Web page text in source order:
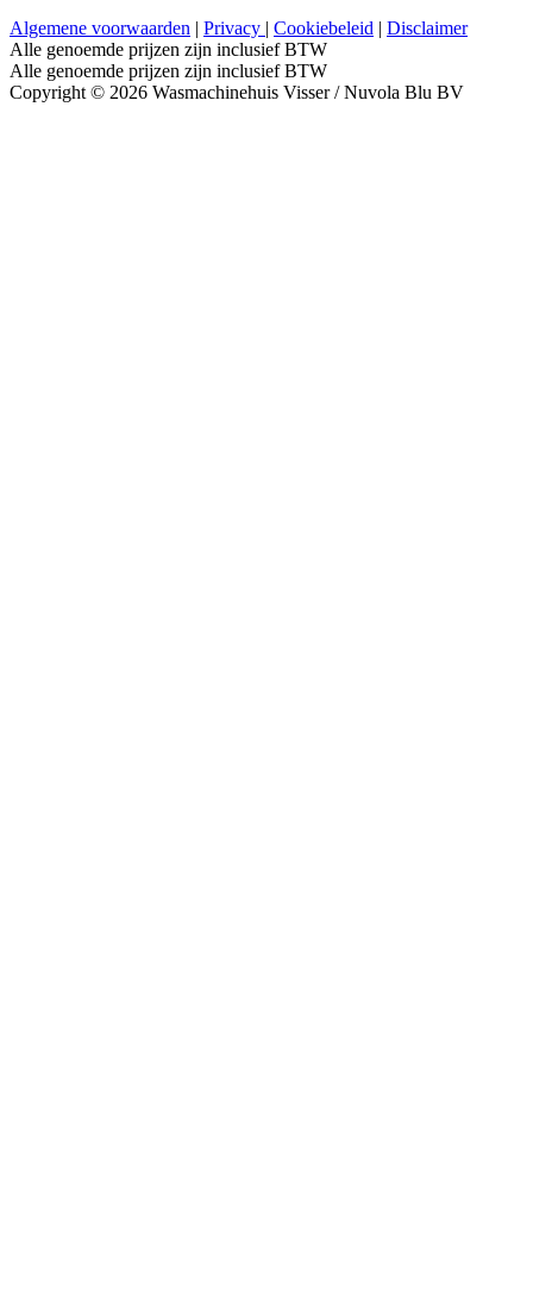
Algemene voorwaarden | Privacy | Cookiebeleid | Disclaimer
Alle genoemde prijzen zijn inclusief BTW
Alle genoemde prijzen zijn inclusief BTW
Copyright © 2026 Wasmachinehuis Visser / Nuvola Blu BV